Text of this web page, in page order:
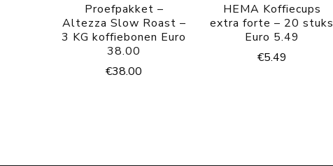
Proefpakket –
Altezza Slow Roast –
3 KG koffiebonen Euro
38.00
€38.00
HEMA Koffiecups
extra forte – 20 stuks
Euro 5.49
€5.49